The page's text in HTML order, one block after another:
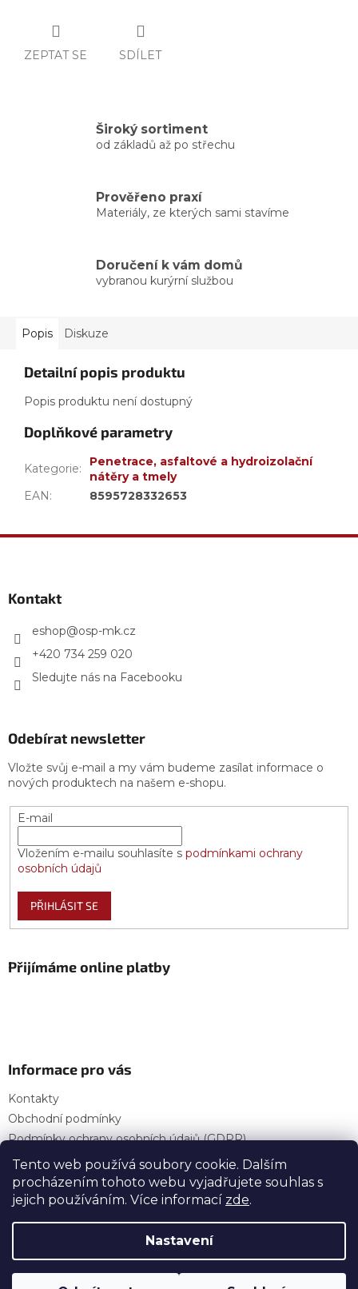
Tento web používá soubory cookie. Dalším
procházením tohoto webu vyjadřujete souhlas s
jejich používáním. Více informací zde.
Nastavení
ZEPTAT SE SDÍLET
Široký sortiment
od základů až po střechu
Prověřeno praxí
Materiály, ze kterých sami stavíme
Doručení k vám domů
vybranou kurýrní službou
Popis Diskuze
Detailní popis produktu
Popis produktu není dostupný
Doplňkové parametry
Kategorie:
Penetrace, asfaltové a hydroizolační
nátěry a tmely
EAN: 8595728332653
Kontakt
eshop@osp-mk.cz
+420 734 259 020
Sledujte nás na Facebooku
Odebírat newsletter
Vložte svůj e-mail a my vám budeme zasílat informace o
nových produktech na našem e-shopu.
E-mail
Vložením e-mailu souhlasíte s podmínkami ochrany
osobních údajů
PŘIHLÁSIT SE
Přijímáme online platby
Informace pro vás
Kontakty
Obchodní podmínky
Podmínky ochrany osobních údajů (GDPR)
Provozní doba
Copyright 2026OSP Stavebniny — E-shop | Vše